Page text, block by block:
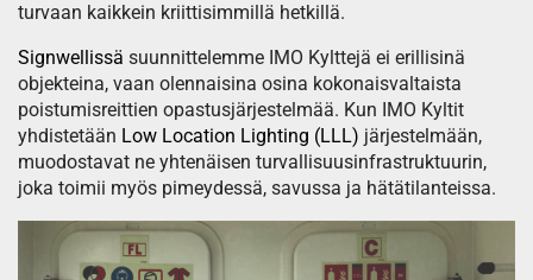
turvaan kaikkein kriittisimmillä hetkillä.
Signwellissä suunnittelemme IMO Kylttejä ei erillisinä
objekteina, vaan olennaisina osina kokonaisvaltaista
poistumisreittien opastusjärjestelmää. Kun IMO Kyltit
yhdistetään Low Location Lighting (LLL) järjestelmään,
muodostavat ne yhtenäisen turvallisuusinfrastruktuurin,
joka toimii myös pimeydessä, savussa ja hätätilanteissa.